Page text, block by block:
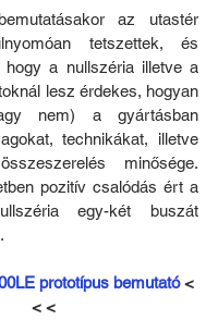
az utastér
tetszettek, és
hogy a nullszéria illetve a
lesz érdekes, hogyan
nem) a gyártásban
technikákat, illetve
minősége.
pozitív csalódás ért a
egy-két buszát
prototípus bemutató <
< <